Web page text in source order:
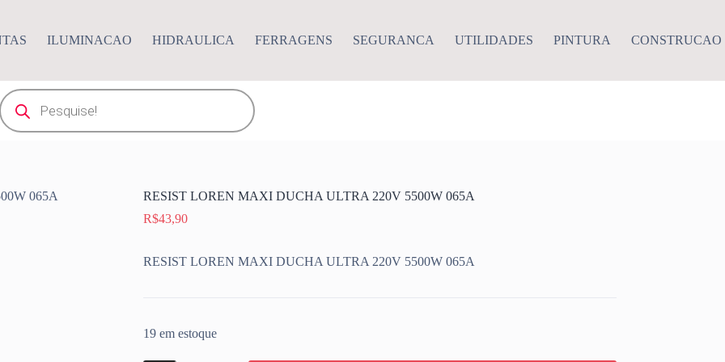
ILUMINACAO HIDRAULICA FERRAGENS SEGURANCA UTILIDADES PINTURA CONSTRUCAO
Pesquisar
produtos
RESIST LOREN MAXI DUCHA ULTRA 220V 5500W 065A
R$43,90
RESIST LOREN MAXI DUCHA ULTRA 220V 5500W 065A
19 em estoque